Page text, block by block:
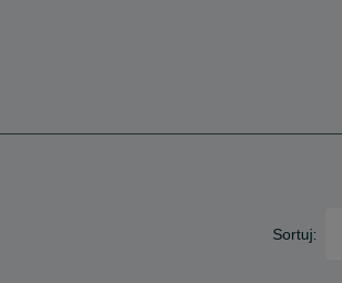
Sortuj: